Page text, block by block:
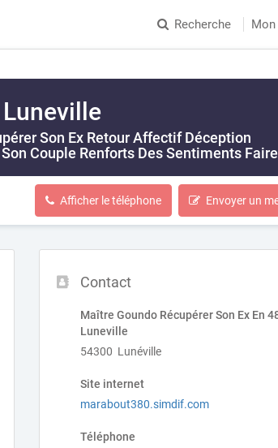
Recherche
Luneville
Son Ex Retour Affectif Déception
Couple Renforts Des Sentiments Faire
Afficher le téléphone Envoyer un
Contact
Maître Goundo Récupérer Son Ex En
Luneville
54300 Lunéville
Site internet
marabout380.simdif.com
Téléphone